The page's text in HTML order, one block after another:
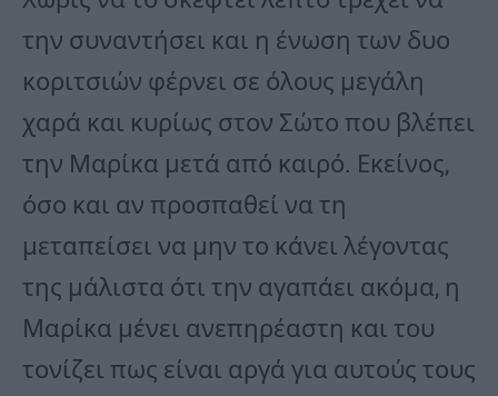
την συναντήσει και η ένωση των δυο
κοριτσιών φέρνει σε όλους μεγάλη
χαρά και κυρίως στον Σώτο που βλέπει
την Μαρίκα μετά από καιρό. Εκείνος,
όσο και αν προσπαθεί να τη
μεταπείσει να μην το κάνει λέγοντας
της μάλιστα ότι την αγαπάει ακόμα, η
Μαρίκα μένει ανεπηρέαστη και του
τονίζει πως είναι αργά για αυτούς τους